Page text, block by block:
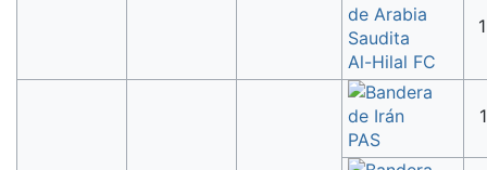
Al-Hilal FC
PAS